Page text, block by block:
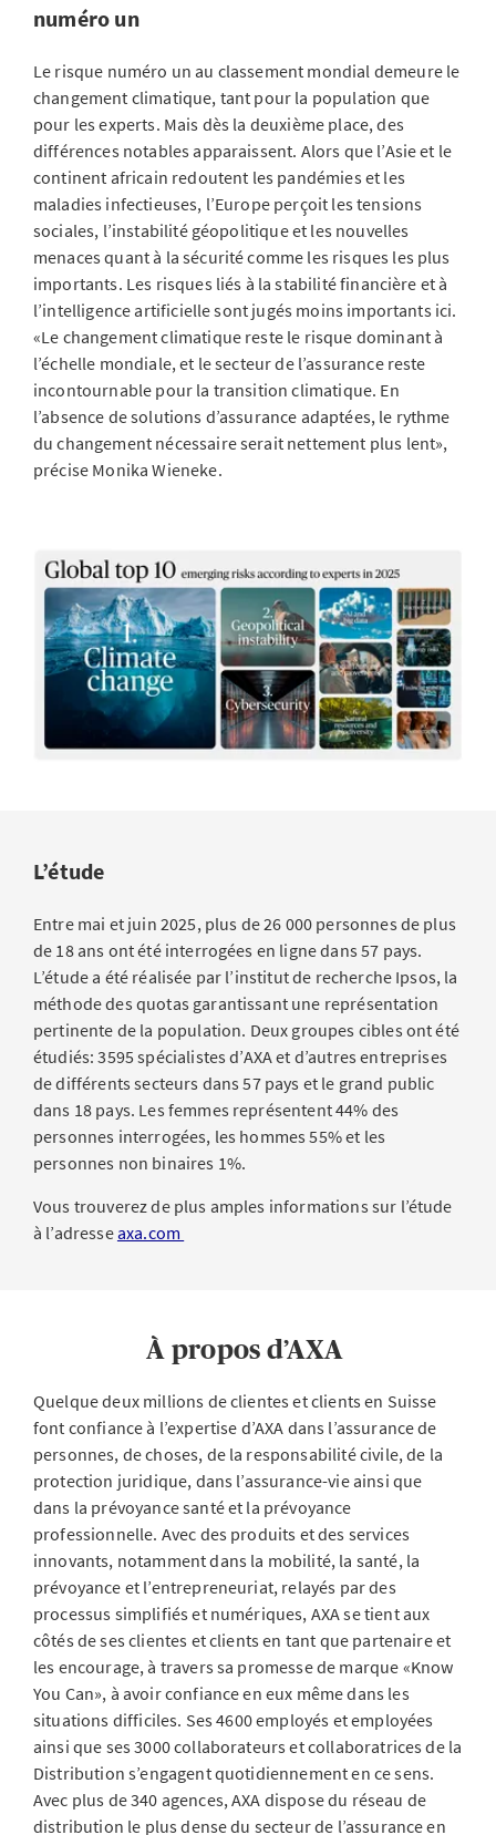
numéro un
Le risque numéro un au classement mondial demeure le
changement climatique, tant pour la population que
pour les experts. Mais dès la deuxième place, des
différences notables apparaissent. Alors que l’Asie et le
continent africain redoutent les pandémies et les
maladies infectieuses, l’Europe perçoit les tensions
sociales, l’instabilité géopolitique et les nouvelles
menaces quant à la sécurité comme les risques les plus
importants. Les risques liés à la stabilité financière et à
l’intelligence artificielle sont jugés moins importants ici.
«Le changement climatique reste le risque dominant à
l’échelle mondiale, et le secteur de l’assurance reste
incontournable pour la transition climatique. En
l’absence de solutions d’assurance adaptées, le rythme
du changement nécessaire serait nettement plus lent»,
précise Monika Wieneke.
L’étude
Entre mai et juin 2025, plus de 26 000 personnes de plus
de 18 ans ont été interrogées en ligne dans 57 pays.
L’étude a été réalisée par l’institut de recherche Ipsos, la
méthode des quotas garantissant une représentation
pertinente de la population. Deux groupes cibles ont été
étudiés: 3595 spécialistes d’AXA et d’autres entreprises
de différents secteurs dans 57 pays et le grand public
dans 18 pays. Les femmes représentent 44% des
personnes interrogées, les hommes 55% et les
personnes non binaires 1%.
Vous trouverez de plus amples informations sur l’étude
à l’adresseaxa.com
À propos d’AXA
Quelque deux millions de clientes et clients en Suisse
font confiance à l’expertise d’AXA dans l’assurance de
personnes, de choses, de la responsabilité civile, de la
protection juridique, dans l’assurance-vie ainsi que
dans la prévoyance santé et la prévoyance
professionnelle. Avec des produits et des services
innovants, notamment dans la mobilité, la santé, la
prévoyance et l’entrepreneuriat, relayés par des
processus simplifiés et numériques, AXA se tient aux
côtés de ses clientes et clients en tant que partenaire et
les encourage, à travers sa promesse de marque «Know
You Can», à avoir confiance en eux même dans les
situations difficiles. Ses 4600 employés et employées
ainsi que ses 3000 collaborateurs et collaboratrices de la
Distribution s’engagent quotidiennement en ce sens.
Avec plus de 340 agences, AXA dispose du réseau de
distribution le plus dense du secteur de l’assurance en